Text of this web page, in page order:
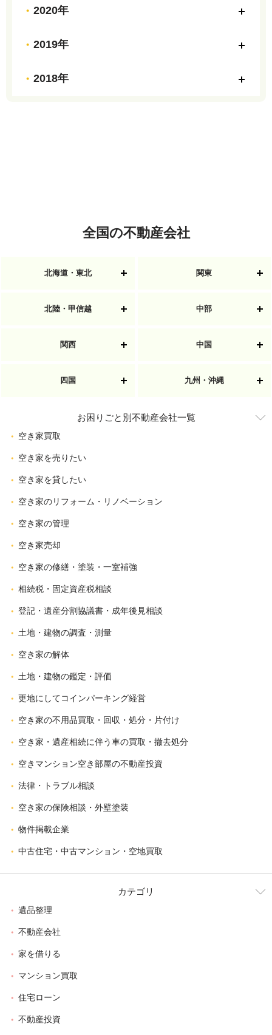
2020年
2019年
2018年
全国の不動産会社
北海道・東北 関東
北陸・甲信越 中部
関西 中国
四国 九州・沖縄
お困りごと別不動産会社一覧
空き家買取
空き家を売りたい
空き家を貸したい
空き家のリフォーム・リノベーション
空き家の管理
空き家売却
空き家の修繕・塗装・一室補強
相続税・固定資産税相談
登記・遺産分割協議書・成年後見相談
土地・建物の調査・測量
空き家の解体
土地・建物の鑑定・評価
更地にしてコインパーキング経営
空き家の不用品買取・回収・処分・片付け
空き家・遺産相続に伴う車の買取・撤去処分
空きマンション空き部屋の不動産投資
法律・トラブル相談
空き家の保険相談・外壁塗装
物件掲載企業
中古住宅・中古マンション・空地買取
カテゴリ
遺品整理
不動産会社
家を借りる
マンション買取
住宅ローン
不動産投資